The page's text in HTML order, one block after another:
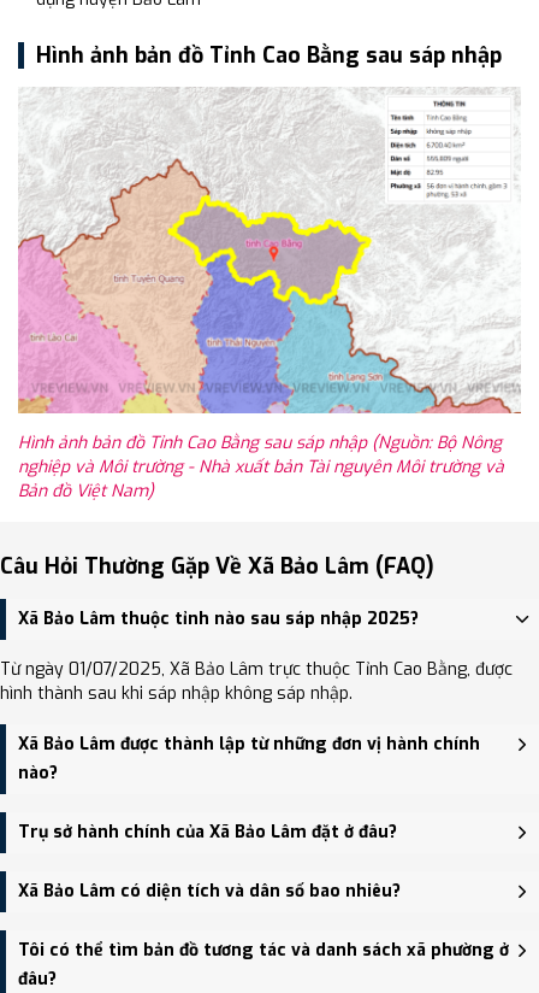
Hình ảnh bản đồ Tỉnh Cao Bằng sau sáp nhập
Hình ảnh bản đồ Tỉnh Cao Bằng sau sáp nhập (Nguồn: Bộ Nông
nghiệp và Môi trường - Nhà xuất bản Tài nguyên Môi trường và
Bản đồ Việt Nam)
Câu Hỏi Thường Gặp Về Xã Bảo Lâm (FAQ)
Xã Bảo Lâm thuộc tỉnh nào sau sáp nhập 2025?
Từ ngày 01/07/2025, Xã Bảo Lâm trực thuộc Tỉnh Cao Bằng, được
hình thành sau khi sáp nhập không sáp nhập.
Xã Bảo Lâm được thành lập từ những đơn vị hành chính
nào?
Xã Bảo Lâm được thành lập trên cơ sở sáp nhập Thị trấn Pác
Miầu, Xã Mông Ân, Xã Vĩnh Phong.
Trụ sở hành chính của Xã Bảo Lâm đặt ở đâu?
Trụ sở hành chính mới của Xã Bảo Lâm đặt tại Trụ sở Văn phòng
HĐND, UBND huyện Bảo Lâm và trụ sở Ban quản lý dự án Đầu tư
và Xây dựng huyện Bảo Lâm - trung tâm khu vực thuận tiện giao
thông.
Xã Bảo Lâm có diện tích và dân số bao nhiêu?
Xã Bảo Lâm có Diện tích: 161.82 km², Dân số: 14,198 người, Mật độ
dân số: Khoảng 87.74 người/km²
Tôi có thể tìm bản đồ tương tác và danh sách xã phường ở
đâu?